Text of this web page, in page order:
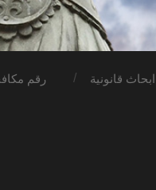
ابحاث قانونية رقم